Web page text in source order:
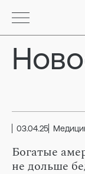
03.04.25
Богатые
не дольше